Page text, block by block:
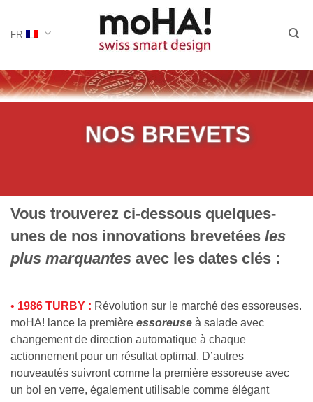
FR
NOS BREVETS
Vous trouverez ci-dessous quelques-
unes de nos innovations brevetées les
plus marquantes avec les dates clés :
• 1986 TURBY : Révolution sur le marché des essoreuses.
moHA! lance la première essoreuse à salade avec
changement de direction automatique à chaque
actionnement pour un résultat optimal. D’autres
nouveautés suivront comme la première essoreuse avec
un bol en verre, également utilisable comme élégant